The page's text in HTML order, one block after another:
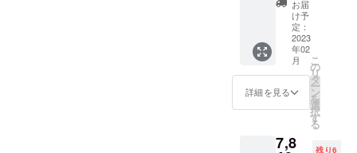
元、日々商
品開発に取
り組んでい
程よろしく
般販売
予定価
格9,800
円(送
料、消
費税込
み)の
20%off
寸法:
H6.1×D
お届
け予
定：
2023
年02
月
詳細を見る
こ
の
リ
タ
ー
ン
を
選
択
す
る
7,8 残り6